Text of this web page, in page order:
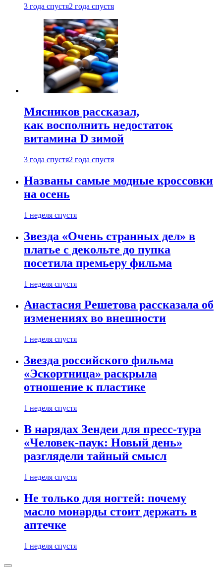
3 года спустя2 года спустя
Мясников рассказал,
как восполнить недостаток
витамина D зимой
3 года спустя2 года спустя
Названы самые модные кроссовки
на осень
1 неделя спустя
Звезда «Очень странных дел» в
платье с декольте до пупка
посетила премьеру фильма
1 неделя спустя
Анастасия Решетова рассказала об
изменениях во внешности
1 неделя спустя
Звезда российского фильма
«Эскортница» раскрыла
отношение к пластике
1 неделя спустя
В нарядах Зендеи для пресс-тура
«Человек-паук: Новый день»
разглядели тайный смысл
1 неделя спустя
Не только для ногтей: почему
масло монарды стоит держать в
аптечке
1 неделя спустя